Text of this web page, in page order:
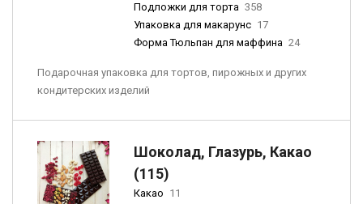
Подложки для торта 358
Упаковка для макарунс 17
Форма Тюльпан для маффина 24
Подарочная упаковка для тортов, пирожных и других
кондитерских изделий
Шоколад, Глазурь, Какао
(115)
Какао 11